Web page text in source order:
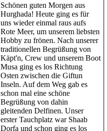
Schönen guten Morgen aus
Hurghada! Heute ging es für
uns wieder einmal raus aufs
Rote Meer, um unserem liebsten
Hobby zu frönen. Nach unserer
traditionellen Begrüßung von
Käpt'n, Crew und unserem Boot
Musa ging es los Richtung
Osten zwischen die Giftun
Inseln. Auf dem Weg gab es
schon mal eine schöne
Begrüßung von dahin
gleitenden Delfinen. Unser
erster Tauchplatz war Shaab
Dorfa und schon ging es los